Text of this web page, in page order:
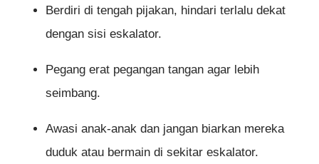
Berdiri di tengah pijakan, hindari terlalu dekat
dengan sisi eskalator.
Pegang erat pegangan tangan agar lebih
seimbang.
Awasi anak-anak dan jangan biarkan mereka
duduk atau bermain di sekitar eskalator.